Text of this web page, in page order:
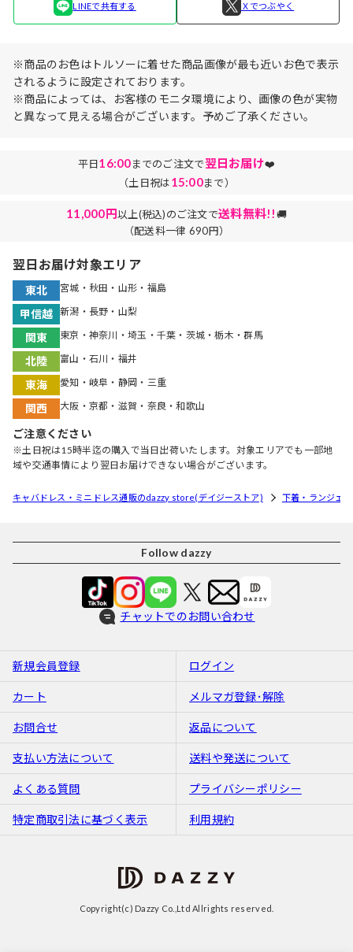
LINEで共有する Ｘでつぶやく
※商品のお色はトルソーに着せた商品画像が最も近いお色で表示
されるように設定されております。
※商品によっては、お客様のモニタ環境により、画像の色が実物
と異なって見える場合がございます。予めご了承ください。
平日16:00までのご注文で翌日お届け❤️
（土日祝は15:00まで）
11,000円以上(税込)のご注文で送料無料!!🚚
（配送料一律 690円）
翌日お届け対象エリア
東北 宮城・秋田・山形・福島
甲信越 新潟・長野・山梨
関東 東京・神奈川・埼玉・千葉・茨城・栃木・群馬
北陸 富山・石川・福井
東海 愛知・岐阜・静岡・三重
関西 大阪・京都・滋賀・奈良・和歌山
ご注意ください
※土日祝は15時半迄の購入で当日出荷いたします。対象エリアでも一部地
域や交通事情により翌日お届けできない場合がございます。
キャバドレス・ミニドレス通販のdazzy store(デイジーストア) 下着・ランジェ
Follow dazzy
チャットでのお問い合わせ
新規会員登録 ログイン
カート メルマガ登録･解除
お問合せ 返品について
支払い方法について 送料や発送について
よくある質問 プライバシーポリシー
特定商取引法に基づく表示 利用規約
Copyright(c) Dazzy Co.,Ltd Allrights reserved.